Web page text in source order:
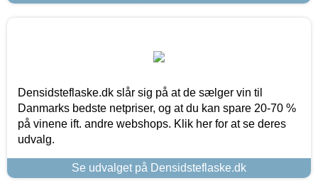
Densidsteflaske.dk slår sig på at de sælger vin til
Danmarks bedste netpriser, og at du kan spare 20-70 %
på vinene ift. andre webshops. Klik her for at se deres
udvalg.
Se udvalget på Densidsteflaske.dk